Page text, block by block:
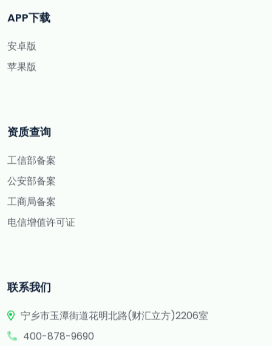
APP下载
安卓版
苹果版
资质查询
工信部备案
公安部备案
工商局备案
电信增值许可证
联系我们
宁乡市玉潭街道花明北路(财汇立方)2206室
400-878-9690